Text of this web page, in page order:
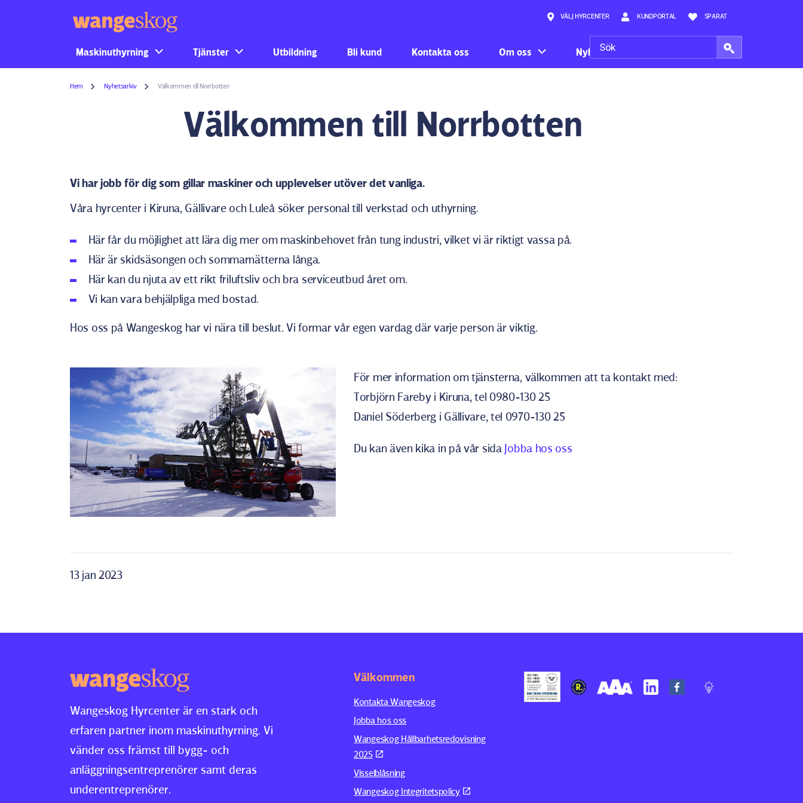
VÄLJ HYRCENTER KUNDPORTAL SPARAT
Maskinuthyrning Tjänster Utbildning Bli kund Kontakta oss Om oss Nyheter
Hem Nyhetsarkiv Välkommen till Norrbotten
Välkommen till Norrbotten
Vi har jobb för dig som gillar maskiner och upplevelser utöver det vanliga.
Våra hyrcenter i Kiruna, Gällivare och Luleå söker personal till verkstad och uthyrning.
Här får du möjlighet att lära dig mer om maskinbehovet från tung industri, vilket vi är riktigt vassa på.
Här är skidsäsongen och sommarnätterna långa.
Här kan du njuta av ett rikt friluftsliv och bra serviceutbud året om.
Vi kan vara behjälpliga med bostad.
Hos oss på Wangeskog har vi nära till beslut. Vi formar vår egen vardag där varje person är viktig.
För mer information om tjänsterna, välkommen att ta kontakt med:
Torbjörn Fareby i Kiruna, tel 0980-130 25
Daniel Söderberg i Gällivare, tel 0970-130 25
Du kan även kika in på vår sida Jobba hos oss
13 jan 2023
Wangeskog Hyrcenter är en stark och
erfaren partner inom maskinuthyrning. Vi
vänder oss främst till bygg- och
anläggningsentreprenörer samt deras
underentreprenörer.
Välkommen
Kontakta Wangeskog
Jobba hos oss
Wangeskog Hållbarhetsredovisning
2025
Visselblåsning
Wangeskog Integritetspolicy